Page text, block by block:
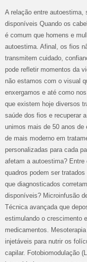
A relação entre autoestima,
disponíveis Quando os
é comum que homens e
autoestima. Afinal, os fios
transmitem cuidado,
pode refletir momentos da
não estamos com o visual
enxergamos e até como
que existem hoje diversos
saúde dos fios e recuperar
unimos mais de 50 anos de
de mais moderno em
personalizadas para cada
afetam a autoestima?
quadros podem ser
que diagnosticados
disponíveis? Microinfusão
Técnica avançada que
estimulando o crescimento
medicamentos.
injetáveis para nutrir os
capilar. Fotobiomodulação